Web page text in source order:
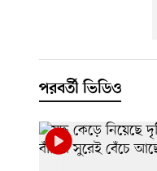
পরবর্তী ভিডিও